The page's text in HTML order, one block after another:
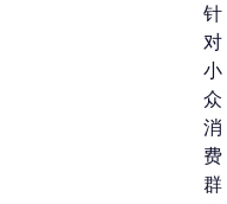
针
对
小
众
消
费
群